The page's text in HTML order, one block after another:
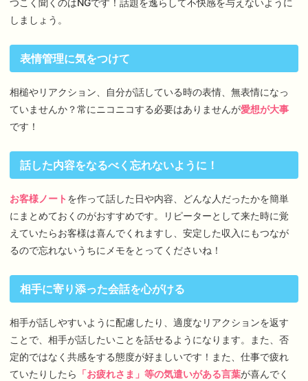
つこく聞くのはNGです！話題を逸らして不快感を与えないように
しましょう。
表情管理に気をつけて
相槌やリアクション、自分が話している時の表情、無表情になっ
ていませんか？常にニコニコする必要はありませんが愛想が大事
です！
話した内容をなるべく忘れないように！
お客様ノート を作って話した日や内容、どんな人だったかを簡単
にまとめておくのがおすすめです。リピーターとして来た時に覚
えていたらお客様は喜んでくれますし、安定した収入にもつなが
るので忘れないうちにメモをとってくださいね！
相手に寄り添った会話を心がける
相手が話しやすいように配慮したり、適度なリアクションを返す
ことで、相手が話したいことを話せるようになります。また、否
定的ではなく共感をする態度が好ましいです！また、仕事で疲れ
ていたりしたら 「お疲れさま」等の気遣いがある言葉が喜んでく